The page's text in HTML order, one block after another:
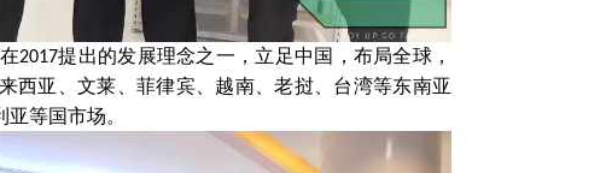
2017提出的发展理念之一，立足中国，布局全球，
西亚、文莱、菲律宾、越南、老挝、台湾等东南亚
等国市场。